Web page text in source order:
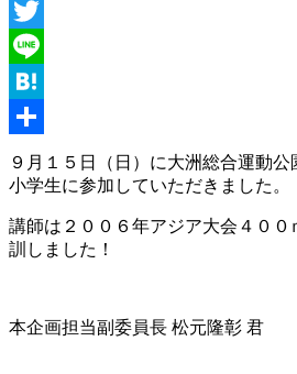
Facebook
Twitter
Line
Hatena
共
有
９月１５日（日）に大洲総合運動
小学生に参加していただきました。
講師は２００６年アジア大会４０
訓しました！
本企画担当副委員長 松元隆彰 君